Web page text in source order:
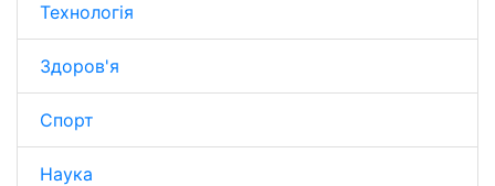
Технологія
Здоров'я
Спорт
Наука